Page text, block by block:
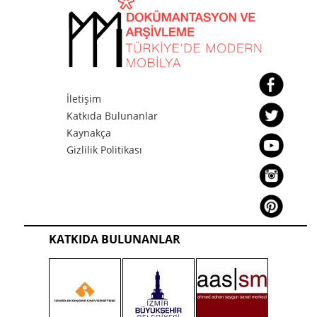
T.C. Merkez Bankası Koltuk 3
İletişim
Katkıda Bulunanlar
Kaynakça
Gizlilik Politikası
KATKIDA BULUNANLAR